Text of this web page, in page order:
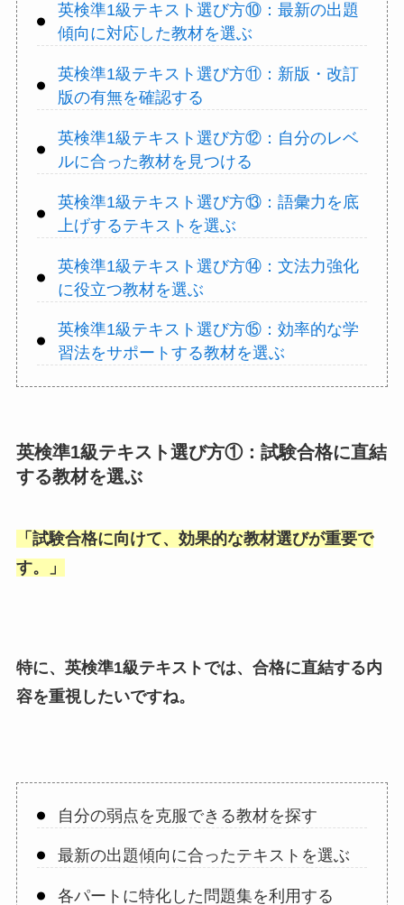
英検準1級テキスト選び方⑩：最新の出題
傾向に対応した教材を選ぶ
英検準1級テキスト選び方⑪：新版・改訂
版の有無を確認する
英検準1級テキスト選び方⑫：自分のレベ
ルに合った教材を見つける
英検準1級テキスト選び方⑬：語彙力を底
上げするテキストを選ぶ
英検準1級テキスト選び方⑭：文法力強化
に役立つ教材を選ぶ
英検準1級テキスト選び方⑮：効率的な学
習法をサポートする教材を選ぶ
英検準1級テキスト選び方①：試験合格に直結
する教材を選ぶ
「 試験合格に向けて、効果的な教材選びが重要で
す。
」
特に、英検準1級テキストでは、合格に直結する内
容を重視したいですね。
自分の弱点を克服できる教材を探す
最新の出題傾向に合ったテキストを選ぶ
各パートに特化した問題集を利用する